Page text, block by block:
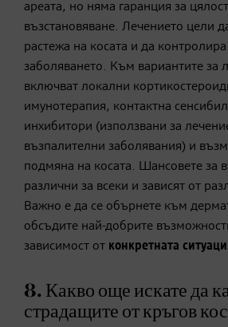
ареата, но няма гаранция за
възстановяване. Лечението цели
растежа на косата и да
заболяването. Към вариантите за
включват локални
имунотерапия, контактна
инхибитори (използвани за
възпалителни заболявания) и
подмяна на косата. Шансовете за
различни за всеки и зависят от
Важно е да се обърнете към
обсъдите най-добрите
зависимост от конкретната
8. Какво още искате да
страдащите от кръгов